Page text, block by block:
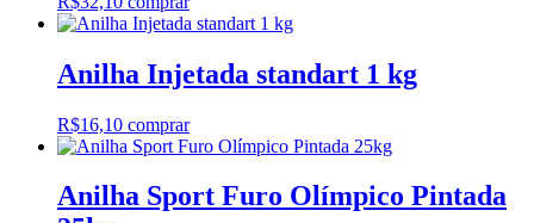
Anilha Injetada standart 1 kg
R$16,10 comprar
Anilha Sport Furo Olímpico Pintada